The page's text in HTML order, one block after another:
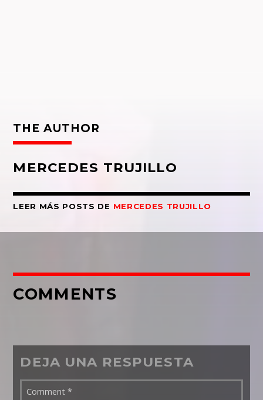
THE AUTHOR
MERCEDES TRUJILLO
LEER MÁS POSTS DE MERCEDES TRUJILLO
COMMENTS
DEJA UNA RESPUESTA